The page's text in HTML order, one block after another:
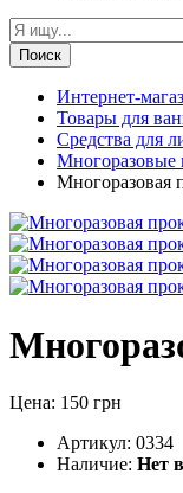
Поиск
Интернет-
Товары для
Средства для
Многоразовые
Многоразовая
Цена: 150 грн
Артикул: 0334
Наличие: Нет